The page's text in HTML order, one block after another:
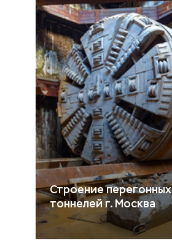
Строение перегонных
тоннелей г. Москва